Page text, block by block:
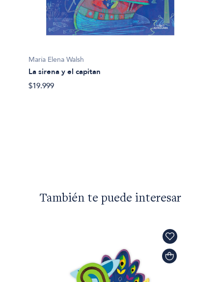
María Elena Walsh
La sirena y el capitan
$19.999
También te puede interesar